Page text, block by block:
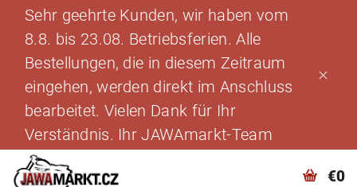
Sehr geehrte Kunden, wir haben vom
8.8. bis 23.08. Betriebsferien. Alle
Bestellungen, die in diesem Zeitraum
eingehen, werden direkt im Anschluss
bearbeitet. Vielen Dank für Ihr
Verständnis. Ihr JAWAmarkt-Team
€0